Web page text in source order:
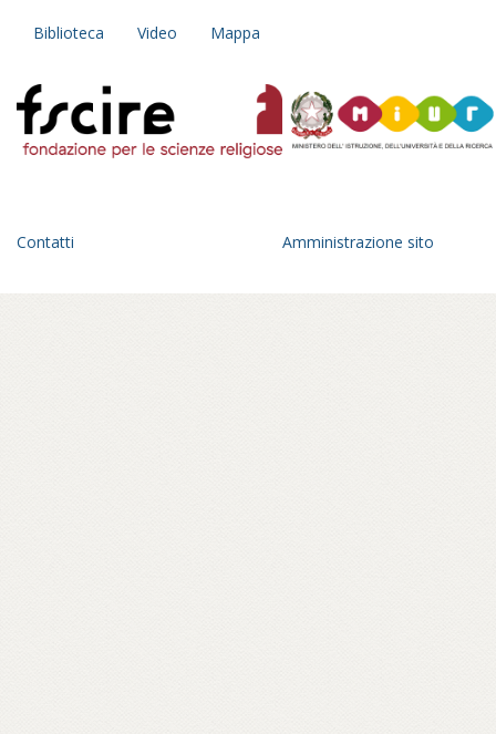
Biblioteca Video Mappa
Contatti Amministrazione sito